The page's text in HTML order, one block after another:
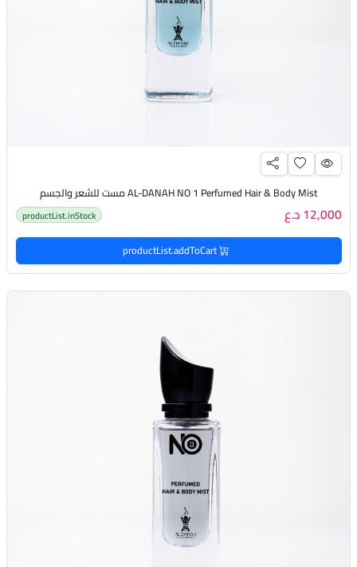
AL-DANAH NO 1 Perfumed Hair & Body Mist مست للشعر والجسم
12,000 د.ع productList.inStock
productList.addToCart